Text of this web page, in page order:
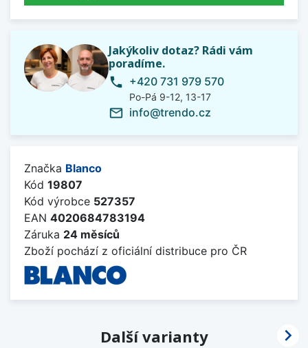
Jakýkoliv dotaz? Rádi vám
poradíme.
phone +420 731 979 570
Po-Pá 9-12, 13-17
mail_outline info@trendo.cz
Značka Blanco
Kód 19807
Kód výrobce 527357
EAN 4020684783194
Záruka 24 měsíců
Zboží pochází z oficiální distribuce pro ČR
Další varianty 